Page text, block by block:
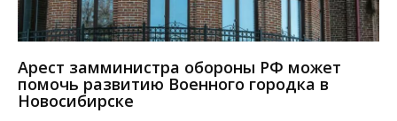
Арест замминистра обороны РФ может
помочь развитию Военного городка в
Новосибирске